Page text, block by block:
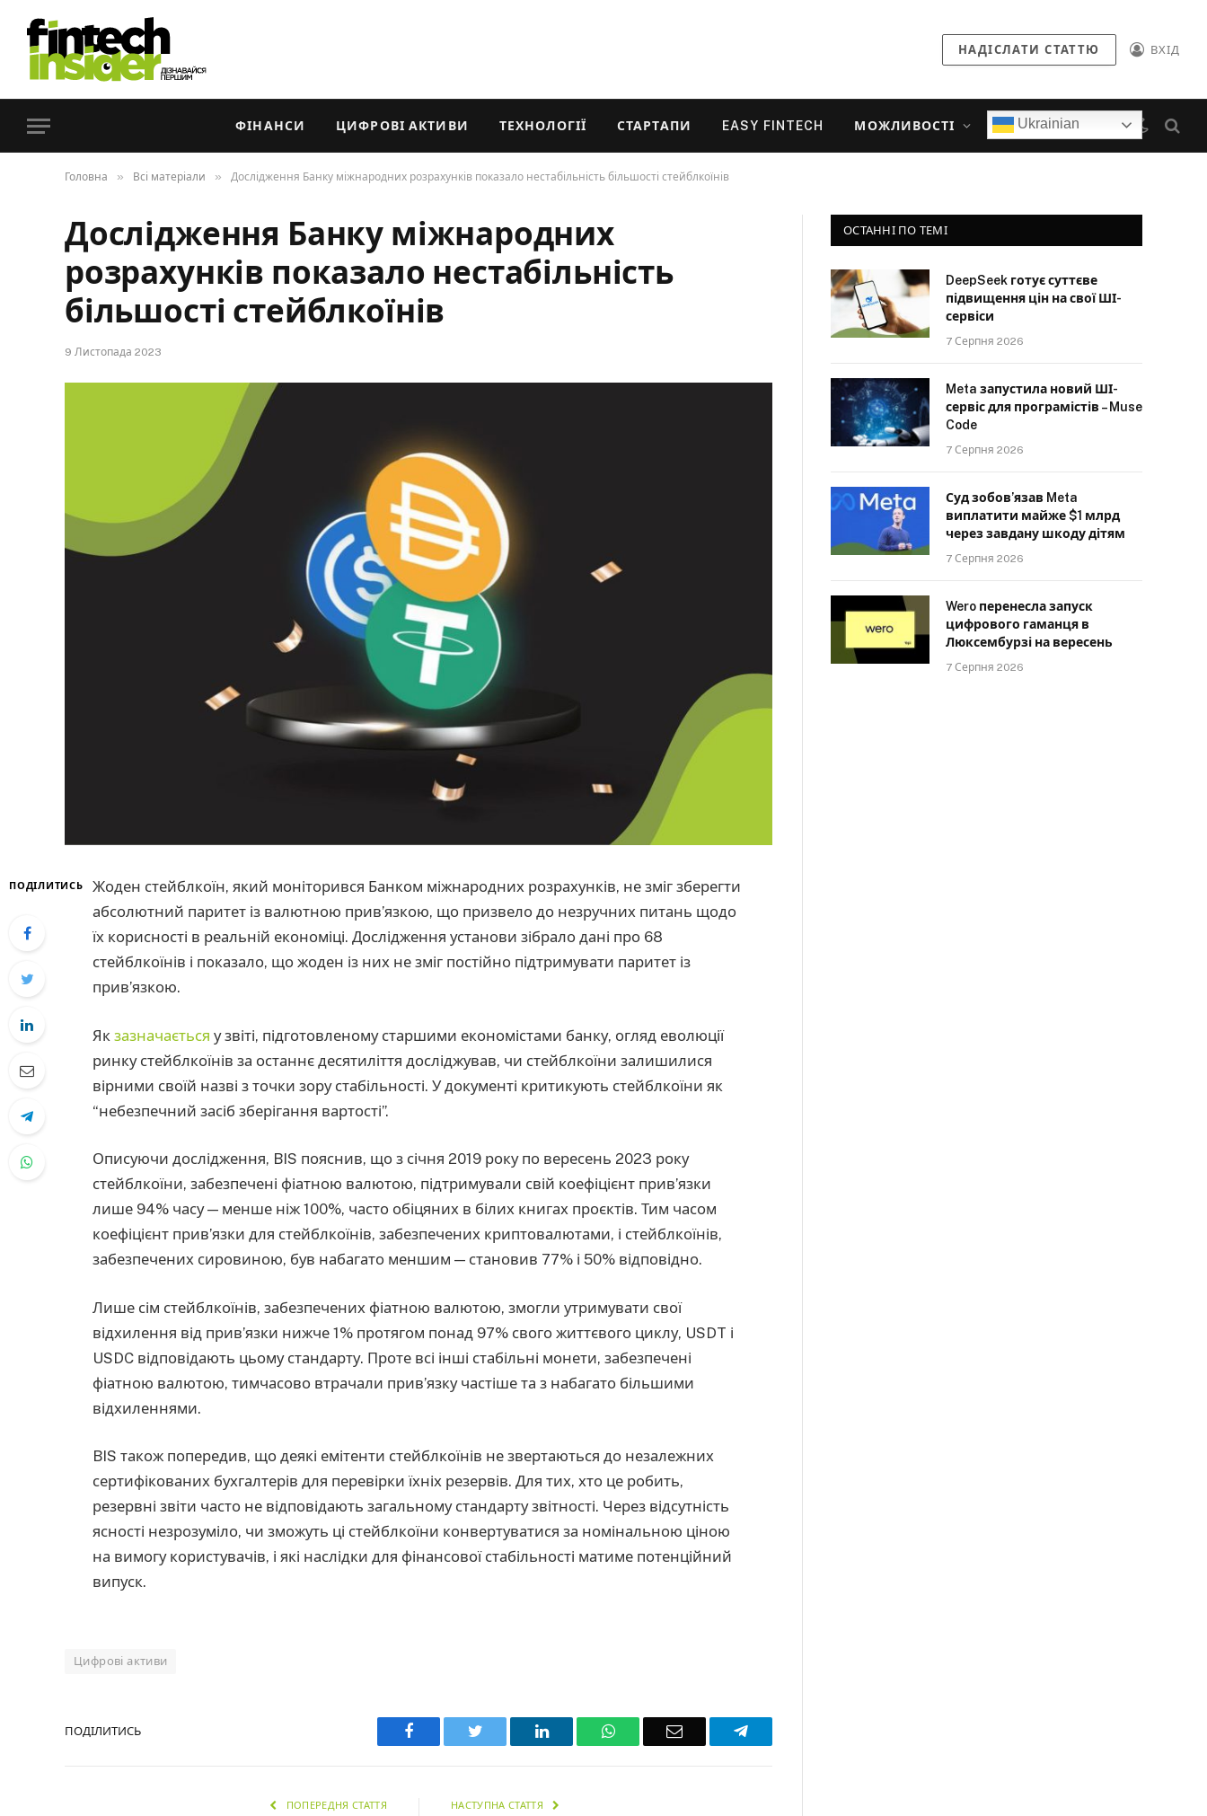
НАДІСЛАТИ СТАТТЮ ВХІД
ФІНАНСИ ЦИФРОВІ АКТИВИ ТЕХНОЛОГІЇ СТАРТАПИ EASY FINTECH МОЖЛИВОСТІ Ukrainian
Головна » Всі матеріали » Дослідження Банку міжнародних розрахунків показало нестабільність більшості стейблкоїнів
Дослідження Банку міжнародних
розрахунків показало нестабільність
більшості стейблкоїнів
9 Листопада 2023
ПОДІЛИТИСЬ
Жоден стейблкоїн, який моніторився Банком міжнародних розрахунків, не зміг зберегти
абсолютний паритет із валютною прив’язкою, що призвело до незручних питань щодо
їх корисності в реальній економіці. Дослідження установи зібрало дані про 68
стейблкоїнів і показало, що жоден із них не зміг постійно підтримувати паритет із
прив’язкою.
Як зазначається у звіті, підготовленому старшими економістами банку, огляд еволюції
ринку стейблкоїнів за останнє десятиліття досліджував, чи стейблкоїни залишилися
вірними своїй назві з точки зору стабільності. У документі критикують стейблкоїни як
“небезпечний засіб зберігання вартості”.
Описуючи дослідження, BIS пояснив, що з січня 2019 року по вересень 2023 року
стейблкоїни, забезпечені фіатною валютою, підтримували свій коефіцієнт прив’язки
лише 94% часу — менше ніж 100%, часто обіцяних в білих книгах проєктів. Тим часом
коефіцієнт прив’язки для стейблкоїнів, забезпечених криптовалютами, і стейблкоїнів,
забезпечених сировиною, був набагато меншим — становив 77% і 50% відповідно.
Лише сім стейблкоїнів, забезпечених фіатною валютою, змогли утримувати свої
відхилення від прив’язки нижче 1% протягом понад 97% свого життєвого циклу, USDT і
USDC відповідають цьому стандарту. Проте всі інші стабільні монети, забезпечені
фіатною валютою, тимчасово втрачали прив’язку частіше та з набагато більшими
відхиленнями.
BIS також попередив, що деякі емітенти стейблкоїнів не звертаються до незалежних
сертифікованих бухгалтерів для перевірки їхніх резервів. Для тих, хто це робить,
резервні звіти часто не відповідають загальному стандарту звітності. Через відсутність
ясності незрозуміло, чи зможуть ці стейблкоїни конвертуватися за номінальною ціною
на вимогу користувачів, і які наслідки для фінансової стабільності матиме потенційний
випуск.
Цифрові активи
ПОДІЛИТИСЬ Facebook Twitter LinkedIn WhatsAppEmail Telegram
ПОПЕРЕДНЯ СТАТТЯ НАСТУПНА СТАТТЯ
ОСТАННІ ПО ТЕМІ
DeepSeek готує суттєве
підвищення цін на свої ШІ-
сервіси
7 Серпня 2026
Meta запустила новий ШІ-
сервіс для програмістів – Muse
Code
7 Серпня 2026
Суд зобов’язав Meta
виплатити майже $1 млрд
через завдану шкоду дітям
7 Серпня 2026
Wero перенесла запуск
цифрового гаманця в
Люксембурзі на вересень
7 Серпня 2026